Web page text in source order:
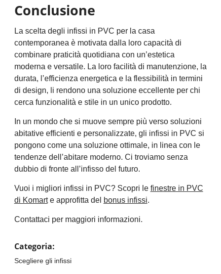
Conclusione
La scelta degli infissi in PVC per la casa
contemporanea è motivata dalla loro capacità di
combinare praticità quotidiana con un’estetica
moderna e versatile. La loro facilità di manutenzione, la
durata, l’efficienza energetica e la flessibilità in termini
di design, li rendono una soluzione eccellente per chi
cerca funzionalità e stile in un unico prodotto.
In un mondo che si muove sempre più verso soluzioni
abitative efficienti e personalizzate, gli infissi in PVC si
pongono come una soluzione ottimale, in linea con le
tendenze dell’abitare moderno. Ci troviamo senza
dubbio di fronte all’infisso del futuro.
Vuoi i migliori infissi in PVC? Scopri le finestre in PVC
di Komarte approfitta del bonus infissi.
Contattaci per maggiori informazioni.
Categoria:
Scegliere gli infissi